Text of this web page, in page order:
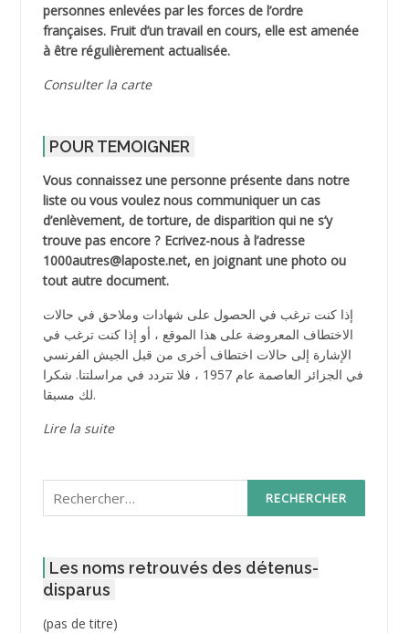
personnes enlevées par les forces de l’ordre
françaises. Fruit d’un travail en cours, elle est amenée
à être régulièrement actualisée.
Consulter la carte
POUR TEMOIGNER
Vous connaissez une personne présente dans notre
liste ou vous voulez nous communiquer un cas
d’enlèvement, de torture, de disparition qui ne s’y
trouve pas encore ? Ecrivez-nous à l’adresse
1000autres@laposte.net, en joignant une photo ou
tout autre document.
إذا كنت ترغب في الحصول على شهادات وملاحق في حالات
الاختطاف المعروضة على هذا الموقع ، أو إذا كنت ترغب في
الإشارة إلى حالات اختطاف أخرى من قبل الجيش الفرنسي
في الجزائر العاصمة عام 1957 ، فلا تتردد في مراسلتنا. شكرا
لك مسبقا.
Lire la suite
Rechercher :
Les noms retrouvés des détenus-
disparus
(pas de titre)Post